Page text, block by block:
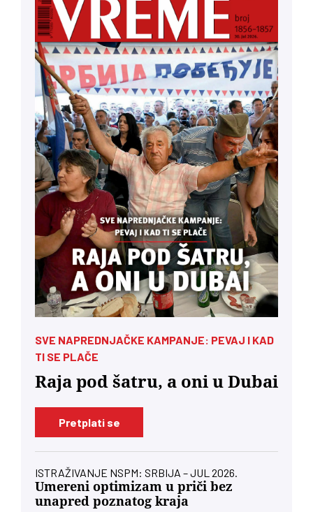
SVE NAPREDNJAČKE KAMPANJE: PEVAJ I KAD
TI SE PLAČE
Raja pod šatru, a oni u Dubai
Pretplati se
ISTRAŽIVANJE NSPM: SRBIJA – JUL 2026.
Umereni optimizam u priči bez
unapred poznatog kraja